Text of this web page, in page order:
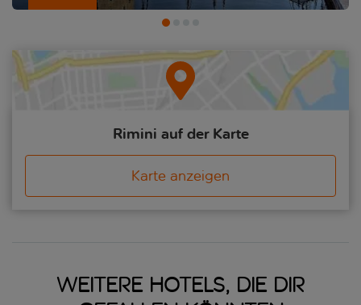
der Emilia-Romagna, der italienischen Feinschmeckerregion
schlechthin. Wenn du dir also eine Kurzreise ans Meer mit Glanz
Rimini stilvolle Eleganz ohne Ende.
Rimini auf der Karte
Karte anzeigen
Weitere Hotels, die dir